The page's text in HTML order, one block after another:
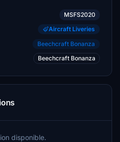
MSFS2020
Aircraft Liveries
Beechcraft Bonanza
Beechcraft Bonanza
disponible.